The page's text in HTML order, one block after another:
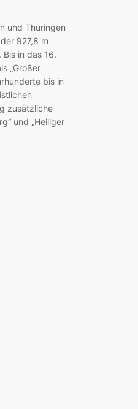
und Thüringen
927,8 m
in das 16.
„Großer
bis in
zusätzliche
und „Heiliger